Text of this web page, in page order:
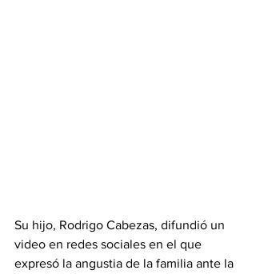
Su hijo, Rodrigo Cabezas, difundió un
video en redes sociales en el que
expresó la angustia de la familia ante la